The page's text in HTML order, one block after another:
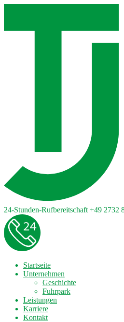
24-Stunden-Rufbereitschaft +49 2732
Startseite
Unternehmen
Geschichte
Fuhrpark
Leistungen
Karriere
Kontakt